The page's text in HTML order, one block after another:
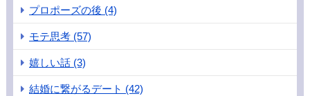
プロポーズの後 (4)
モテ思考 (57)
嬉しい話 (3)
結婚に繋がるデート (42)